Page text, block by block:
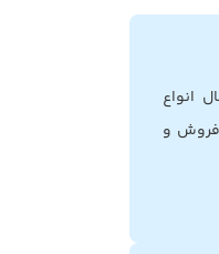
انواع
فروش و